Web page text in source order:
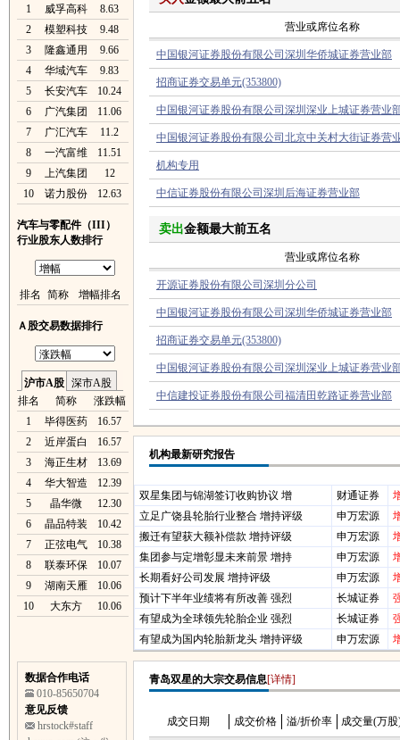
1
威孚高科
8.63
2
模塑科技
9.48
3
隆鑫通用
9.66
4
华域汽车
9.83
5
长安汽车
10.24
6
广汽集团
11.06
7
广汇汽车
11.2
8
一汽富维
11.51
9
上汽集团
12
10
诺力股份 12.63
汽车与零配件（III）
行业股东人数排行
排名 简称 增幅排名
Ａ股交易数据排行
沪市A股 深市A股
排名
简称
涨跌幅
1
毕得医药
16.57
2
近岸蛋白
16.57
3
海正生材
13.69
4
华大智造
12.39
5
晶华微
12.30
6
晶品特装
10.42
7
正弦电气
10.38
8
联泰环保
10.07
9
湖南天雁
10.06
10
大东方 10.06
数据合作电话
010-85650704
意见反馈
hrstock#staff
营业或席位名称
中国银河证券股份有限公司深圳华侨城证券营业部
招商证券交易单元(353800)
中国银河证券股份有限公司深圳深业上城证券营业
中国银河证券股份有限公司北京中关村大街证券营
机构专用
中信证券股份有限公司深圳后海证券营业部
卖出金额最大前五名
营业或席位名称
开源证券股份有限公司深圳分公司
中国银河证券股份有限公司深圳华侨城证券营业部
招商证券交易单元(353800)
中国银河证券股份有限公司深圳深业上城证券营业
中信建投证券股份有限公司福清田乾路证券营业部
机构最新研究报告
双星集团与锦湖签订收购协议 增 财通证券
立足广饶县轮胎行业整合 增持评级
申万宏源
搬迁有望获大额补偿款 增持评级
申万宏源
集团参与定增彰显未来前景 增持
申万宏源
长期看好公司发展 增持评级
申万宏源
预计下半年业绩将有所改善 强烈
长城证券
有望成为全球领先轮胎企业 强烈
长城证券
有望成为国内轮胎新龙头 增持评级
申万宏源
青岛双星的大宗交易信息[详情]
成交日期 成交价格 溢/折价率 成交量(万股